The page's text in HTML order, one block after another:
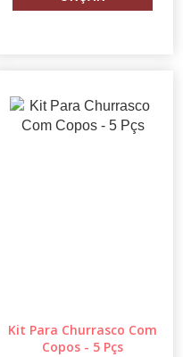
Kit Para Churrasco Com
Copos - 5 Pçs